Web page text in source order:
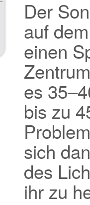
Der
auf
einen
es
bis zu
sich
des
ihr zu